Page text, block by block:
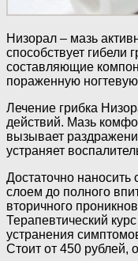
Низорал – мазь
способствует гибели
составляющие
пораженную
Лечение грибка
действий. Мазь
вызывает
устраняет
Достаточно наносить
слоем до полного
вторичного
Терапевтический
устранения
Стоит от 450 рублей,